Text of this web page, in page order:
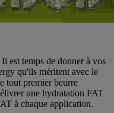
est temps de donner à vos
qu'ils méritent avec le
premier beurre
une hydratation FAT
à chaque application.